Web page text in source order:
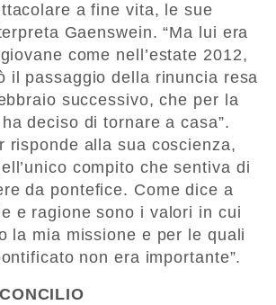
a fine vita, le sue
Gaenswein. “Ma lui era
come nell’estate 2012,
il passaggio della rinuncia resa
successivo, che per la
deciso di tornare a casa”.
risponde alla sua coscienza,
compito che sentiva di
da pontefice. Come dice a
e ragione sono i valori in cui
la mia missione e per le quali
non era importante”.